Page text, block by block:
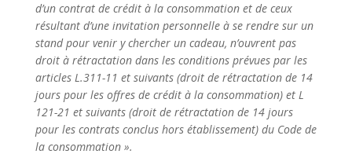
d’un contrat de crédit à la consommation et de ceux
résultant d’une invitation personnelle à se rendre sur un
stand pour venir y chercher un cadeau, n’ouvrent pas
droit à rétractation dans les conditions prévues par les
articles L.311-11 et suivants (droit de rétractation de 14
jours pour les offres de crédit à la consommation) et L
121-21 et suivants (droit de rétractation de 14 jours
pour les contrats conclus hors établissement) du Code de
la consommation ».